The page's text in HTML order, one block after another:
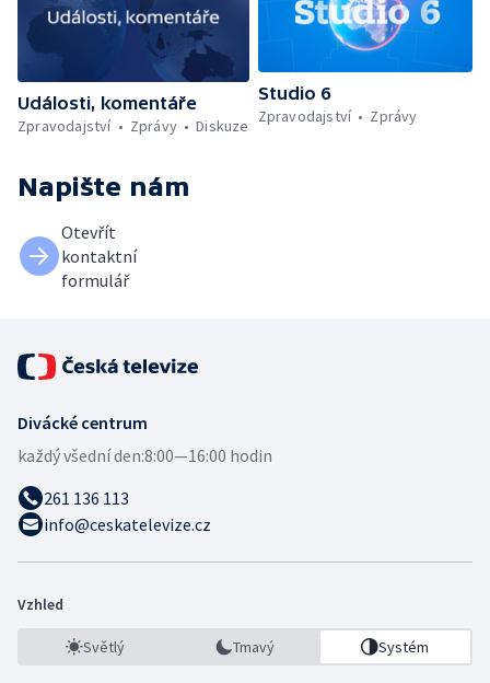
Události, komentáře
Zpravodajství
Zprávy Diskuze
Studio 6
Zpravodajství
Zprávy
Napište nám
Otevřít
kontaktní
formulář
Divácké centrum
každý všední den:8:00—16:00 hodin
261 136 113
info@ceskatelevize.cz
Vzhled
Světlý Tmavý Systém